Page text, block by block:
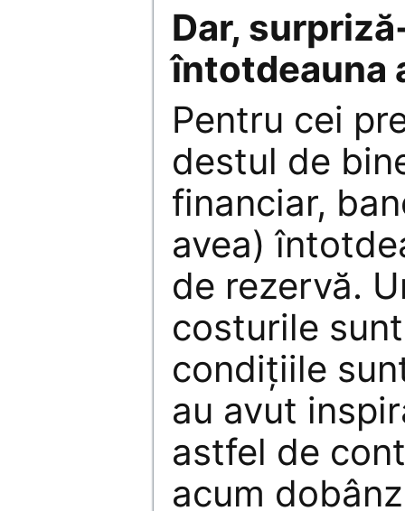
Dar,
întotdeauna
Pentru cei
destul de
financiar,
avea)
de rezervă.
costurile
condiţiile
au avut
astfel de
acum